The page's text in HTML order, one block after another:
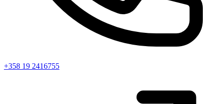
+358 19 2416755